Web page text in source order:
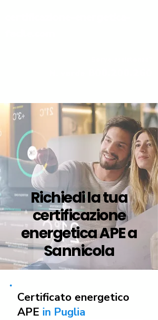
Richiedi la tua
certificazione
energetica APE a
Sannicola
Certificato energetico
APE in Puglia